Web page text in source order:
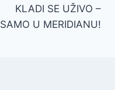
KLADI SE UŽIVO –
SAMO U MERIDIANU!